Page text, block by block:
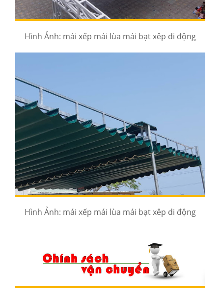
Hình Ảnh: mái xếp mái lùa mái bạt xêp di động
Hình Ảnh: mái xếp mái lùa mái bạt xêp di động